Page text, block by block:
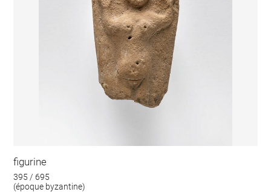
figurine
395 / 695
(époque byzantine)